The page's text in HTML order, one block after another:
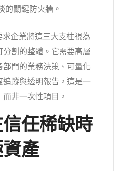
的關鍵防火牆。
求企業將這三大支柱視為
割的整體。它需要高層
部門的業務決策、可量化
追蹤與透明報告。這是一
非一次性項目。
任稀缺時
產